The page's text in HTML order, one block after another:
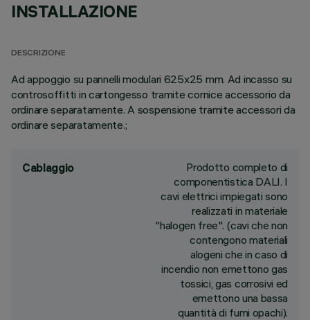
INSTALLAZIONE
DESCRIZIONE
Ad appoggio su pannelli modulari 625x25 mm. Ad incasso su
controsoffitti in cartongesso tramite cornice accessorio da
ordinare separatamente. A sospensione tramite accessori da
ordinare separatamente.;
Cablaggio
Prodotto completo di
componentistica DALI. I
cavi elettrici impiegati sono
realizzati in materiale
"halogen free". (cavi che non
contengono materiali
alogeni che in caso di
incendio non emettono gas
tossici, gas corrosivi ed
emettono una bassa
quantità di fumi opachi).